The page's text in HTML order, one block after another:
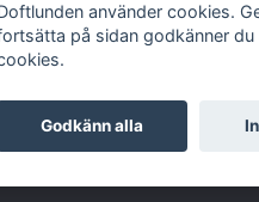
använder cookies.
på sidan godkänner du
Godkänn alla